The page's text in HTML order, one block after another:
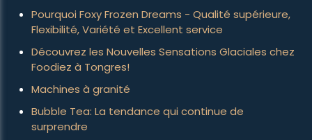
Pourquoi Foxy Frozen Dreams - Qualité supérieure,
Flexibilité, Variété et Excellent service
Découvrez les Nouvelles Sensations Glaciales chez
Foodiez à Tongres!
Machines à granité
Bubble Tea: La tendance qui continue de
surprendre